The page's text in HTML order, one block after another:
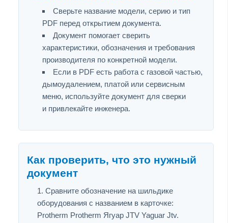
Сверьте название модели, серию и тип
PDF перед открытием документа.
Документ помогает сверить
характеристики, обозначения и требования
производителя по конкретной модели.
Если в PDF есть работа с газовой частью,
дымоудалением, платой или сервисным
меню, используйте документ для сверки
и привлекайте инженера.
Как проверить, что это нужный
документ
Сравните обозначение на шильдике
оборудования с названием в карточке:
Protherm Protherm Ягуар JTV Yaguar Jtv.